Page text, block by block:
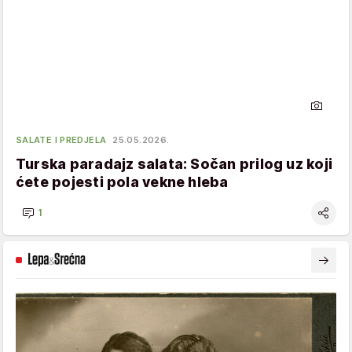
SALATE I PREDJELA 25.05.2026.
Turska paradajz salata: Sočan prilog uz koji
ćete pojesti pola vekne hleba
1